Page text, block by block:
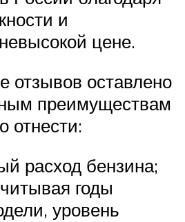
и
цене.
отзывов оставлено
преимуществам
расход бензина;
годы
уровень